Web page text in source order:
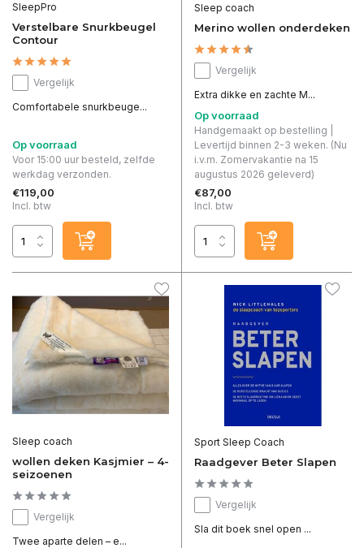
SleepPro
Verstelbare Snurkbeugel
Contour
Vergelijk
Comfortabele snurkbeuge...
Op voorraad
Voor 15:00 uur besteld, zelfde
werkdag verzonden.
€119,00
Incl. btw
Sleep coach
Merino wollen onderdeken
Vergelijk
Extra dikke en zachte M...
Op voorraad
Handgemaakt op bestelling |
Levertijd binnen 2-3 weken. (Nu
i.v.m. Zomervakantie na 15
augustus 2026 geleverd)
€87,00
Incl. btw
Sleep coach
wollen deken Kasjmier – 4-
seizoenen
Vergelijk
Twee aparte delen – e...
Sport Sleep Coach
Raadgever Beter Slapen
Vergelijk
Sla dit boek snel open ...